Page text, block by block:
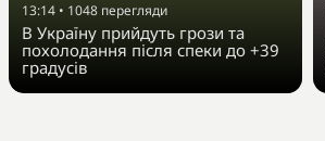
13:14 • 1048 перегляди
В Україну прийдуть грози та
похолодання після спеки до +39
градусів